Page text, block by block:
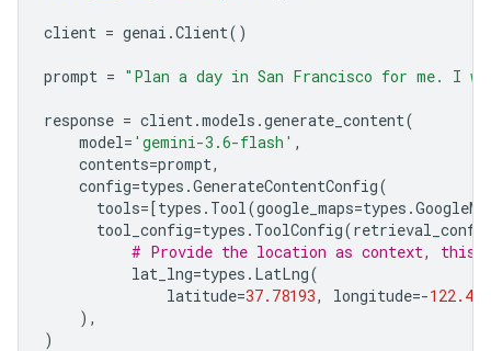
client = genai .Client()
prompt = "Plan a day in San Francisco for me. I
response = client.models .generate_content(
model= 'gemini-3.6-flash' ,
contents=prompt,
config=types .GenerateContentConfig(
tools=[types . Tool(google_maps=types .
tool_config=types . ToolConfig(
# Provide the location as context, this
lat_lng=types . LatLng(
latitude=37.78193, longitude=-
),
)